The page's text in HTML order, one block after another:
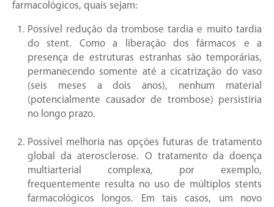
farmacológicos, quais sejam:
Possível redução da trombose tardia e muito tardia
do stent. Como a liberação dos fármacos e a
presença de estruturas estranhas são temporárias,
permanecendo somente até a cicatrização do vaso
(seis meses a dois anos), nenhum material
(potencialmente causador de trombose) persistiria
no longo prazo.
Possível melhoria nas opções futuras de tratamento
global da aterosclerose. O tratamento da doença
multiarterial complexa, por exemplo,
frequentemente resulta no uso de múltiplos stents
farmacológicos longos. Em tais casos, um novo